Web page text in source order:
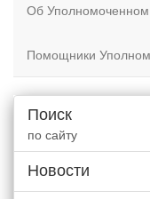
Об Уполномоченном
Помощники
Поиск
по сайту
Новости